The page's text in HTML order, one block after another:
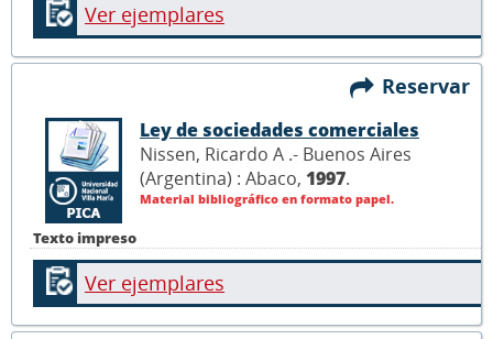
Ver ejemplares
Reservar
Texto impreso
Ley de sociedades comerciales
Nissen, Ricardo A .- Buenos Aires
(Argentina) : Abaco, 1997.
Material bibliográfico en formato papel.
Ver ejemplares